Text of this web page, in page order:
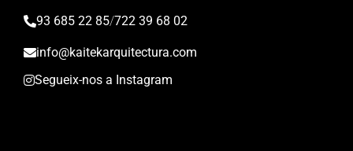
93 685 22 85/722 39 68 02
info@kaitekarquitectura.com
Segueix-nos a Instagram